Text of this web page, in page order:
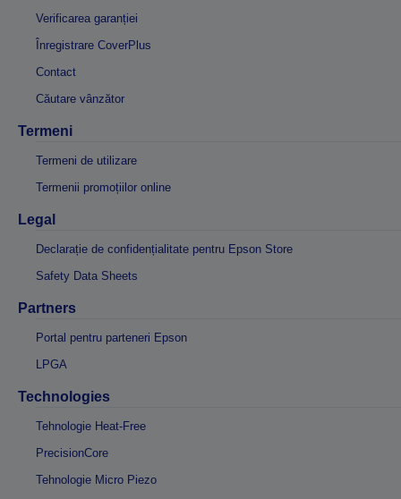
Verificarea garanției
Înregistrare CoverPlus
Contact
Căutare vânzător
Termeni
Termeni de utilizare
Termenii promoțiilor online
Legal
Declarație de confidențialitate pentru Epson Store
Safety Data Sheets
Partners
Portal pentru parteneri Epson
LPGA
Technologies
Tehnologie Heat-Free
PrecisionCore
Tehnologie Micro Piezo